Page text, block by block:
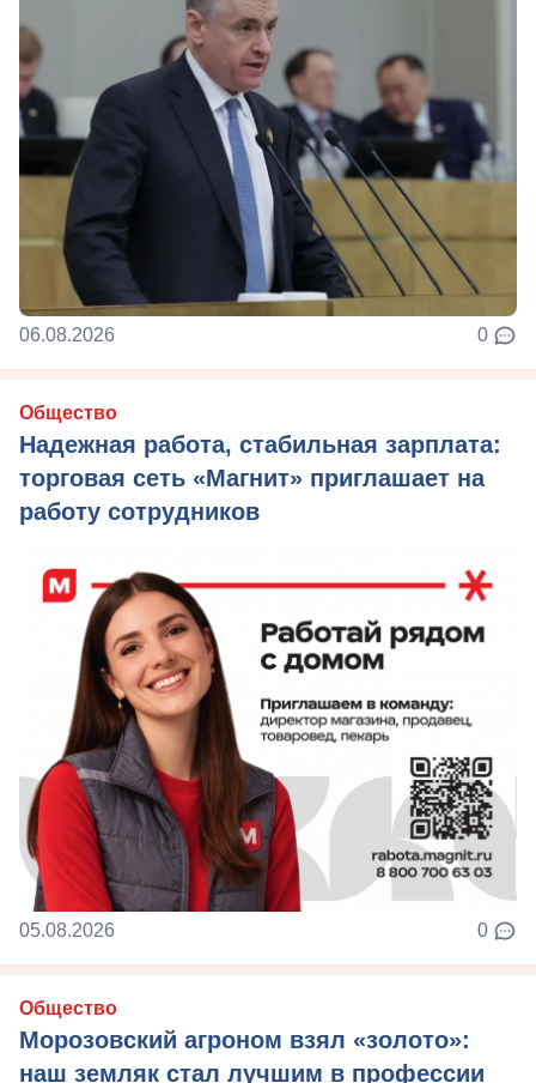
06.08.2026 0
Общество
Надежная работа, стабильная зарплата:
торговая сеть «Магнит» приглашает на
работу сотрудников
05.08.2026 0
Общество
Морозовский агроном взял «золото»:
наш земляк стал лучшим в профессии